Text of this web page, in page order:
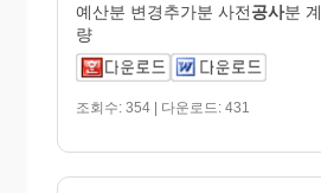
예산분 변경추가분 사전공사분
량
조회수: 354 | 다운로드: 431